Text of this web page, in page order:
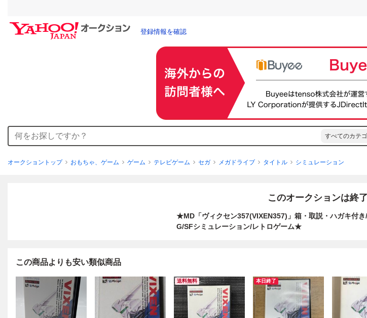
登録情報を確認
すべてのカテ
オークショントップ おもちゃ、ゲーム ゲーム テレビゲーム セガ メガドライブ タイトル シミュレーション
このオークションは終
★MD「ヴィクセン357(VIXEN357)」箱・取説・ハガキ付
G/SFシミュレーション/レトロゲーム★
この商品よりも安い類似商品
送料無料 本日終了